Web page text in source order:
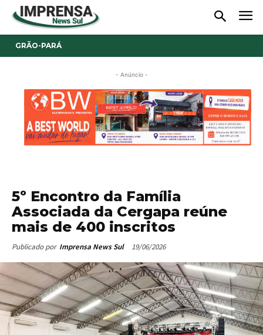
GRÃO-PARÁ
- Anúncio -
5º Encontro da Família
Associada da Cergapa reúne
mais de 400 inscritos
Publicado por Imprensa News Sul 19/06/2026